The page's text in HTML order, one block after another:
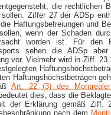
die rechtlichen
Ziffer 27 der ADSp
Haftungsbefreiungen und
wenn der Schaden
worden ist. Für den
sehen die ADSp aber
vor. Vielmehr wird in Ziff.
Haftungshöchstbeträgen
Art. 22 (3) des Montrealer
dies, dass die
der Erklärung gemäß Ziff.
nach dem